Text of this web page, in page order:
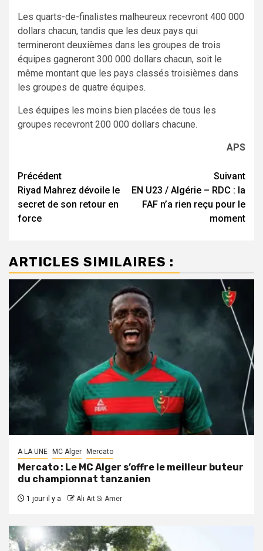
Les quarts-de-finalistes malheureux recevront 400 000
dollars chacun, tandis que les deux pays qui
termineront deuxièmes dans les groupes de trois
équipes gagneront 300 000 dollars chacun, soit le
même montant que les pays classés troisièmes dans
les groupes de quatre équipes.
Les équipes les moins bien placées de tous les
groupes recevront 200 000 dollars chacune.
APS
Navigation
d’article
Précédent
Riyad Mahrez dévoile le
secret de son retour en
force
Suivant
EN U23 / Algérie – RDC : la
FAF n’a rien reçu pour le
moment
ARTICLES SIMILAIRES :
A LA UNE MC Alger Mercato
Mercato : Le MC Alger s’offre le meilleur buteur
du championnat tanzanien
1 jour il y a Ali Ait Si Amer